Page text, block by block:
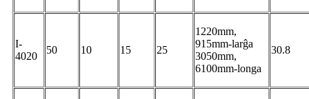
I-
4020
50 10 15 25
1220mm,
915mm-larĝa
3050mm,
6100mm-longa
30.8